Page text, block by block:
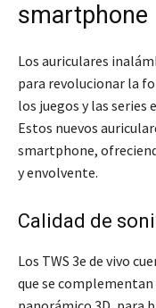
smartphone
Los auriculares
para revolucionar la
los juegos y las
Estos nuevos
smartphone,
y envolvente.
Calidad de
Los TWS 3e de vivo
que se complementan